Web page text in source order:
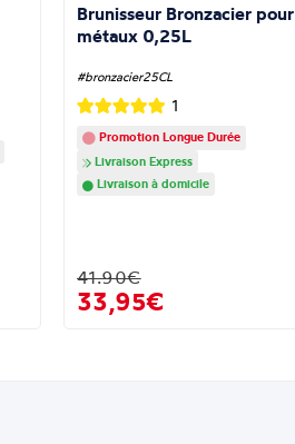
Brunisseur Bronzacier pour
métaux 0,25L
#bronzacier25CL
1
Promotion Longue Durée
Livraison Express
Livraison à domicile
41.90€
33,95€